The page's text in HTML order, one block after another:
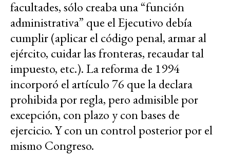
facultades, sólo creaba una “función
administrativa” que el Ejecutivo debía
cumplir (aplicar el código penal, armar al
ejército, cuidar las fronteras, recaudar tal
impuesto, etc.). La reforma de 1994
incorporó el artículo 76 que la declara
prohibida por regla, pero admisible por
excepción, con plazo y con bases de
ejercicio. Y con un control posterior por el
mismo Congreso.